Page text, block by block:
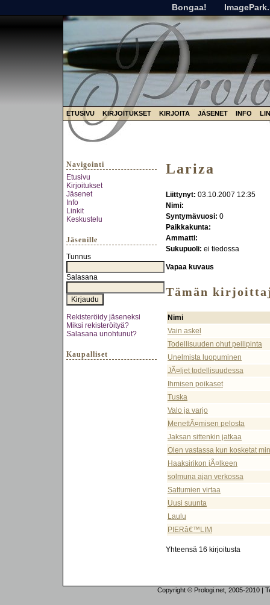
Bongaa!
ETUSIVU KIRJOITUKSET KIRJOITA JÄSENET INFO
Navigointi
Etusivu
Kirjoitukset
Jäsenet
Info
Linkit
Keskustelu
Jäsenille
Tunnus
Salasana
Rekisteröidy jäseneksi
Miksi rekisteröityä?
Salasana unohtunut?
Kaupalliset
Lariza
Liittynyt: 03.10.2007 12:35
Nimi:
Syntymävuosi: 0
Paikkakunta:
Ammatti:
Sukupuoli: ei tiedossa
Vapaa kuvaus
Tämän
Nimi
Vain askel
Todellisuuden ohut peilipinta
Unelmista luopuminen
JÃ¤ljet todellisuudessa
Ihmisen poikaset
Tuska
Valo ja varjo
MenettÃ¤misen pelosta
Jaksan sittenkin jatkaa
Olen vastassa kun kosketat
Haaksirikon jÃ¤lkeen
solmuna ajan verkossa
Sattumien virtaa
Uusi suunta
Laulu
PIERâ€™LIM
Yhteensä 16 kirjoitusta
Copyright © Prologi.net, 2005-2010 |